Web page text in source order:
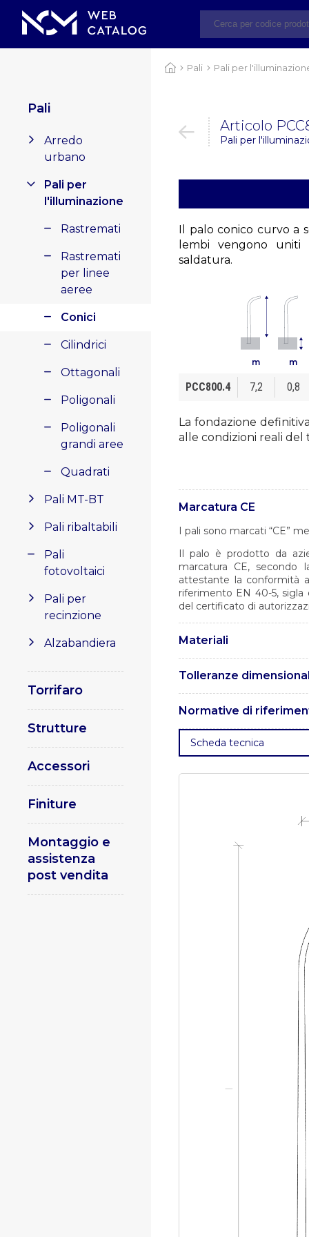
Pali
Arredo
urbano
Pali per
l'illuminazione
Rastremati
Rastremati
per linee
aeree
Conici
Cilindrici
Ottagonali
Poligonali
Poligonali
grandi aree
Quadrati
Pali MT-BT
Pali ribaltabili
Pali
fotovoltaici
Pali per
recinzione
Alzabandiera
Torrifaro
Strutture
Accessori
Finiture
Montaggio e
assistenza
post vendita
Pali Pali per
Articolo
Pali per
Il palo conico curvo a
lembi vengono uniti
saldatura.
La fondazione
alle condizioni reali del
m m
PCC800.4 7,2 0,8
Marcatura CE
I pali sono marcati “CE”
Il palo è prodotto da
marcatura CE, secondo
attestante la conformità
riferimento EN 40-5,
del certificato di
Materiali
Tolleranze
Normative di
. UNI EN 1461 –
di acciaio.. UNI EN 10025
15614 – Specifica e
qualificazione della
illuminazione pubblica.
Scheda tecnica